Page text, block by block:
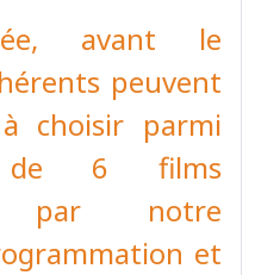
avant le
peuvent
choisir parmi
6 films
par notre
et